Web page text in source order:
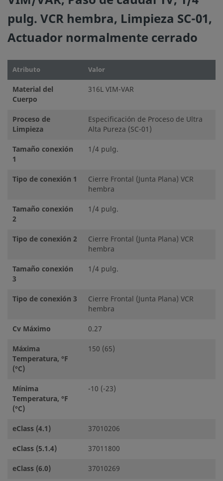
pulg. VCR hembra, Limpieza SC-01,
Actuador normalmente cerrado
Atributo Valor
Material del
Cuerpo
316L VIM-VAR
Proceso de
Limpieza
Especificación de Proceso de Ultra
Alta Pureza (SC-01)
Tamaño conexión
1
1/4 pulg.
Tipo de conexión 1
Cierre Frontal (Junta Plana) VCR
hembra
Tamaño conexión
2
1/4 pulg.
Tipo de conexión 2
Cierre Frontal (Junta Plana) VCR
hembra
Tamaño conexión
3
1/4 pulg.
Tipo de conexión 3
Cierre Frontal (Junta Plana) VCR
hembra
Cv Máximo
0.27
Máxima
Temperatura, °F
(°C)
150 (65)
Mínima
Temperatura, °F
(°C)
-10 (-23)
eClass (4.1)
37010206
eClass (5.1.4)
37011800
eClass (6.0)
37010269